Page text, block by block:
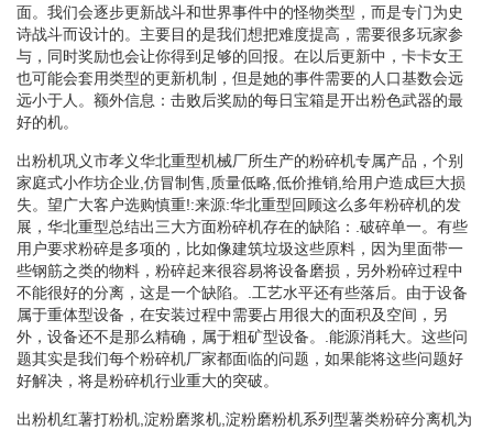
面。我们会逐步更新战斗和世界事件中的怪物类型，而是专门为史
诗战斗而设计的。主要目的是我们想把难度提高，需要很多玩家参
与，同时奖励也会让你得到足够的回报。在以后更新中，卡卡女王
也可能会套用类型的更新机制，但是她的事件需要的人口基数会远
远小于人。额外信息：击败后奖励的每日宝箱是开出粉色武器的最
好的机。
出粉机巩义市孝义华北重型机械厂所生产的粉碎机专属产品，个别
家庭式小作坊企业,仿冒制售,质量低略,低价推销,给用户造成巨大损
失。望广大客户选购慎重!:来源:华北重型回顾这么多年粉碎机的发
展，华北重型总结出三大方面粉碎机存在的缺陷：.破碎单一。有些
用户要求粉碎是多项的，比如像建筑垃圾这些原料，因为里面带一
些钢筋之类的物料，粉碎起来很容易将设备磨损，另外粉碎过程中
不能很好的分离，这是一个缺陷。.工艺水平还有些落后。由于设备
属于重体型设备，在安装过程中需要占用很大的面积及空间，另
外，设备还不是那么精确，属于粗矿型设备。.能源消耗大。这些问
题其实是我们每个粉碎机厂家都面临的问题，如果能将这些问题好
好解决，将是粉碎机行业重大的突破。
出粉机红薯打粉机,淀粉磨浆机,淀粉磨粉机系列型薯类粉碎分离机为